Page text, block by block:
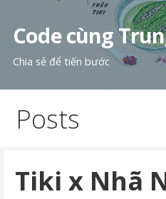
content
Code cùng
Chia sẻ để tiến bước
Posts
Tiki x Nhã